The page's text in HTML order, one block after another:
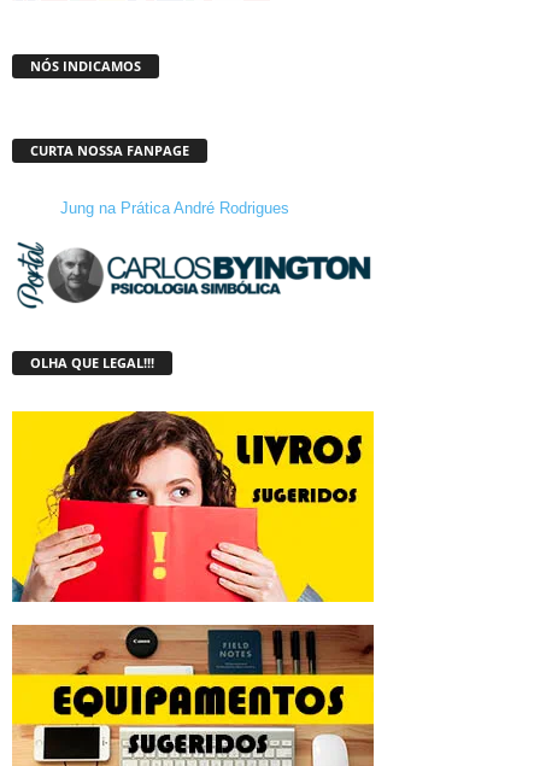
NÓS INDICAMOS
CURTA NOSSA FANPAGE
Jung na Prática André Rodrigues
OLHA QUE LEGAL!!!